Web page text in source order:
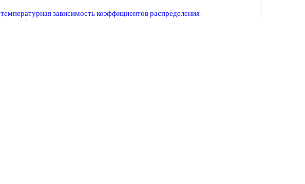
температурная зависимость коэффициентов распределения
(рис. 40). Анализ ее показывает, что